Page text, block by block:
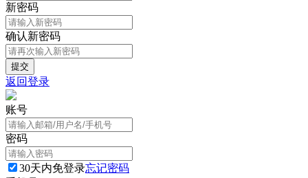
新密码
确认新密码
返回登录
账号
密码
30天内免登录忘记密码